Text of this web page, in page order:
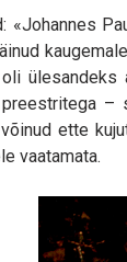
«Johannes
ülesandeks
–
ette
vaatamata.